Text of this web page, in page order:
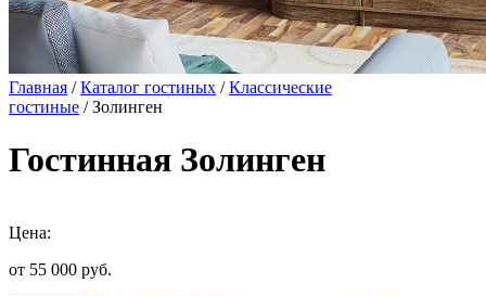
Главная /Каталог гостиных /Классические
гостиные / Золинген
Гостинная Золинген
Цена:
от 55 000 руб.